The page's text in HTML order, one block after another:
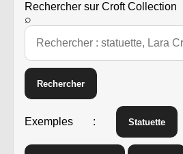
Rechercher sur Croft Collection
⌕
Rechercher
Exemples : Statuette